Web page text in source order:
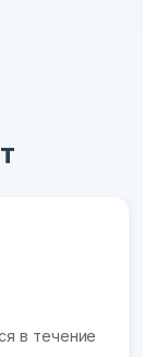
в течение